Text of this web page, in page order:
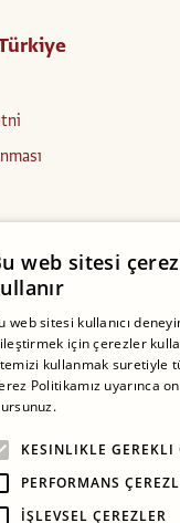
web sitesi
web sitesi kullanıcı
için çerezler
kullanmak suretiyle
Politikamız uyarınca
KESINLIKLE GEREKLI
PERFORMANS
İŞLEVSEL ÇEREZLER